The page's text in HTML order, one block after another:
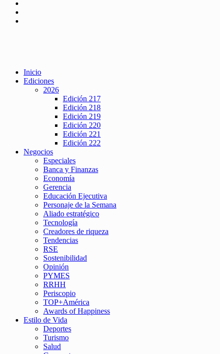
Inicio
Ediciones
2026
Edición 217
Edición 218
Edición 219
Edición 220
Edición 221
Edición 222
Negocios
Especiales
Banca y Finanzas
Economía
Gerencia
Educación Ejecutiva
Personaje de la Semana
Aliado estratégico
Tecnología
Creadores de riqueza
Tendencias
RSE
Sostenibilidad
Opinión
PYMES
RRHH
Periscopio
TOP+América
Awards of Happiness
Estilo de Vida
Deportes
Turismo
Salud